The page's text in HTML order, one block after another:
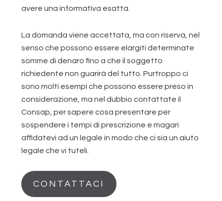
avere una informativa esatta.
La domanda viene accettata, ma con riserva, nel
senso che possono essere elargiti determinate
somme di denaro fino a che il soggetto
richiedente non guarirà del tutto. Purtroppo ci
sono molti esempi che possono essere preso in
considerazione, ma nel dubbio contattate il
Consap, per sapere cosa presentare per
sospendere i tempi di prescrizione e magari
affidatevi ad un legale in modo che ci sia un aiuto
legale che vi tuteli.
CONTATTACI